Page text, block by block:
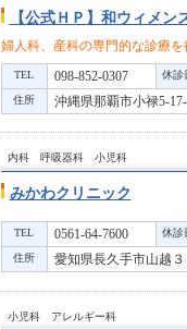
【公式ＨＰ】和ウィメン
婦人科、産科の専門的な診療を
TEL 098-852-0307 休診
住所 沖縄県那覇市小禄5-
内科 呼吸器科 小児科
みかわクリニック
TEL 0561-64-7600 休診
住所 愛知県長久手市山越
小児科 アレルギー科